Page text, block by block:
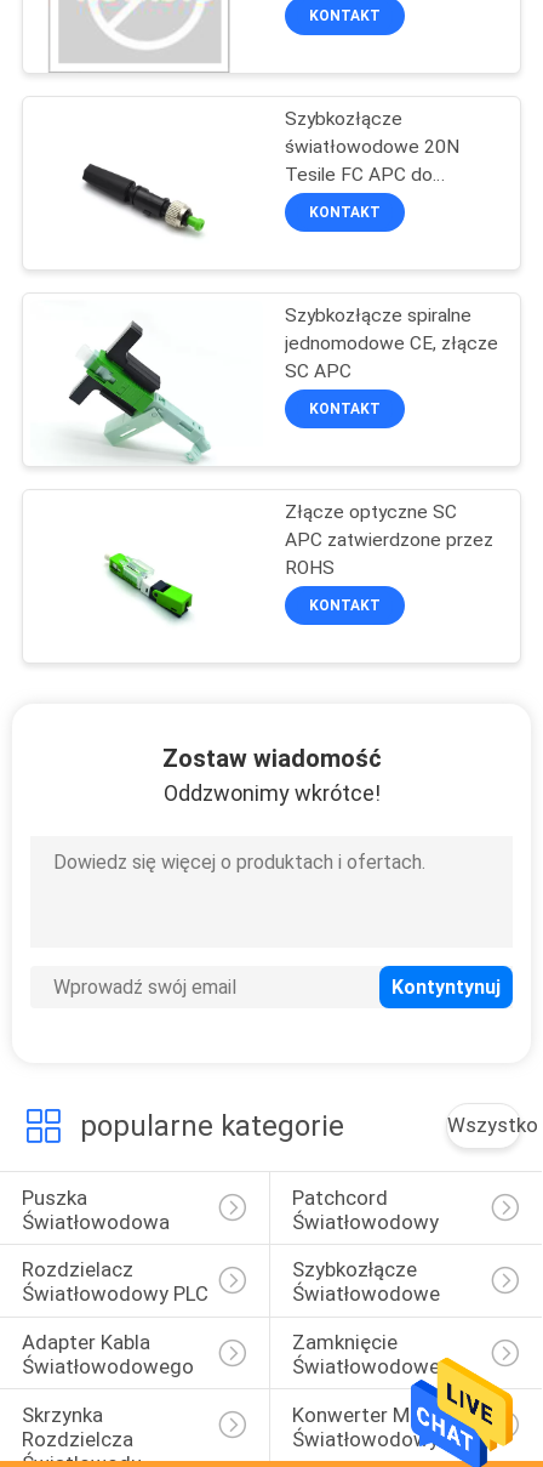
maksymalnej pojemności
12 spawów i
KONTAKT
Szybkozłącze
światłowodowe 20N
Tesile FC APC do
środowisk LAN
KONTAKT
Szybkozłącze spiralne
jednomodowe CE, złącze
SC APC
KONTAKT
Złącze optyczne SC
APC zatwierdzone przez
ROHS
KONTAKT
Zostaw wiadomość
Oddzwonimy wkrótce!
popularne kategorie Wszystko
Puszka
Światłowodowa
Patchcord
Światłowodowy
Rozdzielacz
Światłowodowy PLC
Szybkozłącze
Światłowodowe
Adapter Kabla
Światłowodowego
Zamknięcie
Światłowodowe
Skrzynka
Rozdzielcza
Konwerter Mediów
Światłowodowych